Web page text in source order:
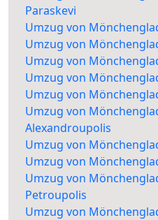
Paraskevi
Umzug von
Umzug von
Umzug von
Umzug von
Umzug von
Umzug von
Alexandroupolis
Umzug von
Umzug von
Umzug von
Petroupolis
Umzug von